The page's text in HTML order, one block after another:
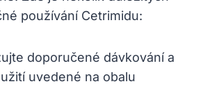
používání Cetrimidu:
doporučené dávkování a
uvedené na obalu